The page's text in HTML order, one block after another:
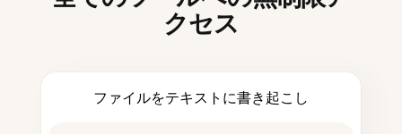
クセス
ファイルをテキストに書き起こし